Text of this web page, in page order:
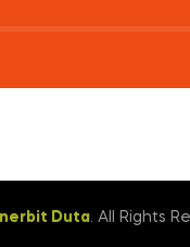
Duta. All Rights